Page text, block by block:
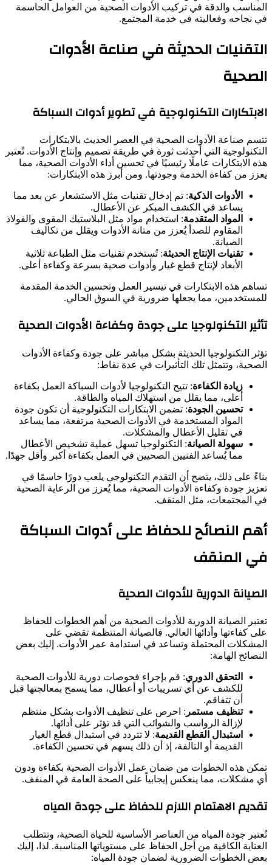
المناسب والدقة في تركيب الأدوات الصحية من العوامل الحاسمة
في نجاحه وفعاليته في خدمة المجتمع.
التقنيات الحديثة في صناعة الأدوات
الصحية
الابتكارات التكنولوجية في تطوير أدوات السباكة
تتسم صناعة الأدوات الصحية في العصر الحديث بالابتكارات
التكنولوجية التي أحدثت ثورة في طريقة تصميم وإنتاج الأدوات. تُعتبر
هذه الابتكارات عاملًا رئيسيًا في تحسين أداء الأدوات الصحية، مما
يعزز من كفاءة الخدمة وجودتها. ومن أبرز هذه الابتكارات:
الأدوات الذكية: تم إدخال تقنيات مثل الاستشعار عن بعد مما
يساعد في الكشف المبكر عن الأعطال.
المواد المتقدمة: استخدام مواد مثل البلاستيك المقوى والفولاذ
المقاوم للصدأ يُعزز من متانة الأدوات ويقلل من تكاليف
الصيانة.
تقنيات الإنتاج الحديثة: تُستخدم تقنيات مثل الطباعة ثلاثية
الأبعاد لإنتاج قطع غيار وأدوات صحية بسرعة وكفاءة أعلى.
تساهم هذه الابتكارات في تيسير العمل وتحسين الخدمة المقدمة
للمستخدمين، مما يجعلها ضرورية في السوق الحالي.
تأثير التكنولوجيا على جودة وكفاءة الأدوات الصحية
تؤثر التكنولوجيا الحديثة بشكل مباشر على جودة وكفاءة الأدوات
الصحية، وتتمثل تلك التأثيرات في عدة نقاط:
زيادة الكفاءة: تتيح التكنولوجيا لأدوات السباكة العمل بكفاءة
أعلى، مما يقلل من استهلاك المياه والطاقة.
تحسين الجودة: تضمن الابتكارات التكنولوجية أن تكون جودة
المواد المستخدمة في الأدوات الصحية مرتفعة، مما يساعد
في تقليل الأعطال والمشكلات.
سهولة الصيانة: التكنولوجيا تسهل عملية تشخيص الأعطال
مما يُساعد الفنيين الصحيين في العمل بكفاءة أكبر وأقل جهدًا.
بناءً على ذلك، يتضح أن التقدم التكنولوجي يلعب دورًا حاسمًا في
تعزيز جودة وكفاءة الأدوات الصحية، مما يُعزز من الرعاية الصحية
في المجتمعات، مثل المنقف.
أهم النصائح للحفاظ على أدوات السباكة
في المنقف
الصيانة الدورية للأدوات الصحية
تعتبر الصيانة الدورية للأدوات الصحية من أهم الخطوات للحفاظ
على كفاءتها وأدائها العالي. فالصيانة المنتظمة تقضي على
المشكلات المحتملة وتساعد في استدامة عمر الأدوات. إليك بعض
النصائح الهامة:
التحقق الدوري: قم بإجراء فحوصات دورية للأدوات الصحية
للكشف عن أي تسريبات أو أعطال، مما يسمح بمعالجتها قبل
أن تتفاقم.
تنظيف مستمر : احرص على تنظيف الأدوات بشكل منتظم
لإزالة الرواسب والشوائب التي قد تؤثر على أدائها.
استبدال القطع القديمة: لا تتردد في استبدال قطع الغيار
القديمة أو التالفة، إذ أن ذلك يسهم في تحسين الكفاءة.
تمكن هذه الخطوات من ضمان عمل الأدوات الصحية بكفاءة ودون
أي مشكلات، مما ينعكس إيجابياً على الصحة العامة في المنقف.
تقديم الاهتمام اللازم للحفاظ على جودة المياه
تُعتبر جودة المياه من العناصر الأساسية للحياة الصحية، وتتطلب
العناية الكافية من أجل الحفاظ على مستوياتها المناسبة. لذا، إليك
بعض الخطوات الضرورية لضمان جودة المياه: